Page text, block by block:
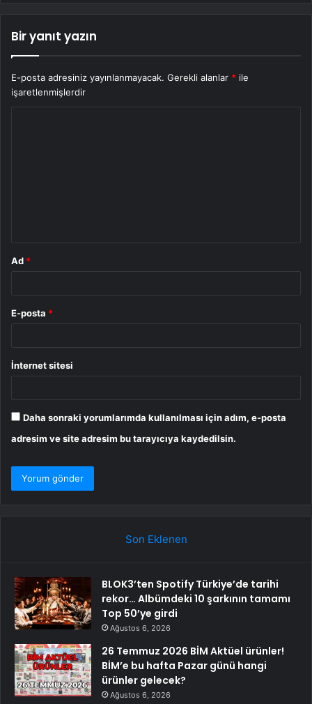
Bir yanıt yazın
E-posta adresiniz yayınlanmayacak. Gerekli alanlar * ile
işaretlenmişlerdir
Ad *
E-posta *
İnternet sitesi
Daha sonraki yorumlarımda kullanılması için adım, e-posta
adresim ve site adresim bu tarayıcıya kaydedilsin.
Son Eklenen
BLOK3’ten Spotify Türkiye’de tarihi
rekor… Albümdeki 10 şarkının tamamı
Top 50’ye girdi
Ağustos 6, 2026
26 Temmuz 2026 BİM Aktüel ürünler!
BİM’e bu hafta Pazar günü hangi
ürünler gelecek?
Ağustos 6, 2026